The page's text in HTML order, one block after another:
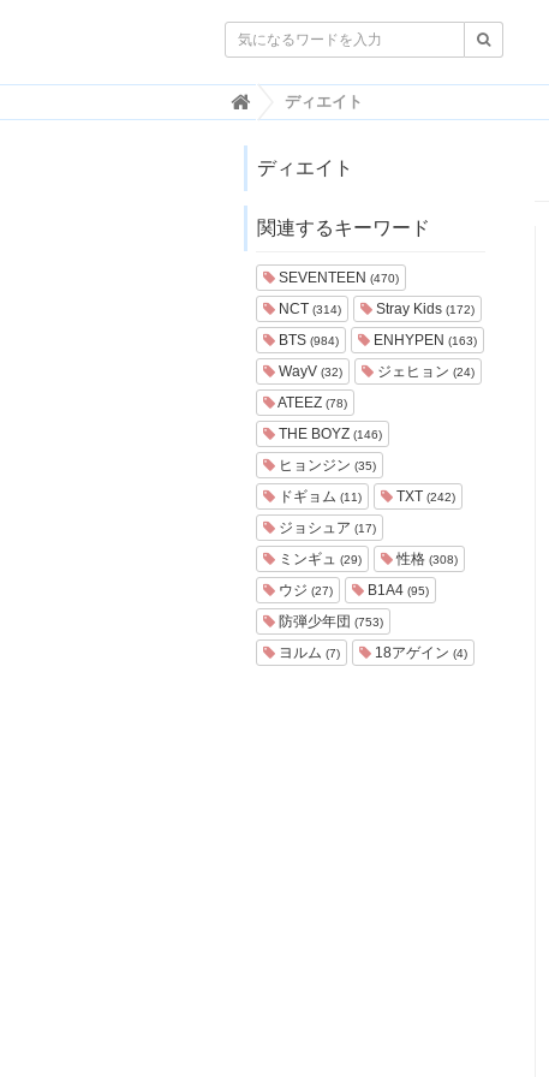
韓
国
レ
情
・
韓
国
ま
と
め
J
O
H
ジ
ョ
ア
ディエイト
ディエイト
関連するキーワード
SEVENTEEN (470)
NCT (314) Stray Kids (172)
BTS (984) ENHYPEN (163)
WayV (32) ジェヒョン (24)
ATEEZ (78)
THE BOYZ (146)
ヒョンジン (35)
ドギョム (11) TXT (242)
ジョシュア (17)
ミンギュ (29) 性格 (308)
ウジ (27) B1A4 (95)
防弾少年団 (753)
ヨルム (7) 18アゲイン (4)